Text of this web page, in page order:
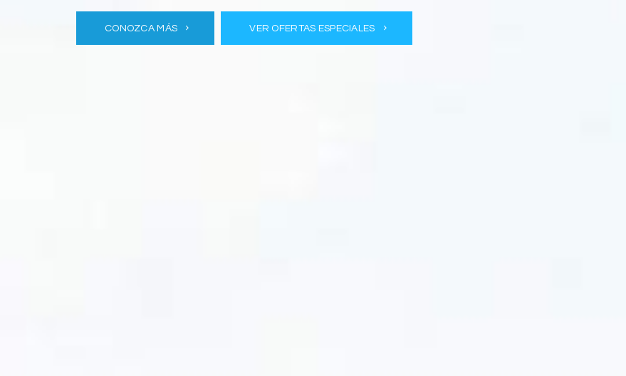
CONOZCA MÁS VER OFERTAS ESPECIALES